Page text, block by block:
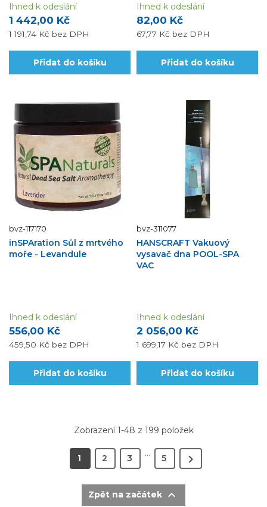
1 442,00 Kč
1 191,74 Kč bez DPH
Ihned k odeslání
Přidat do košíku
82,00 Kč
67,77 Kč bez DPH
Ihned k odeslání
Přidat do košíku
bvz-117170
inSPAration Sůl z mrtvého
moře - Levandule
556,00 Kč
459,50 Kč bez DPH
Ihned k odeslání
Přidat do košíku
bvz-311077
HANSCRAFT Vakuový
vysavač dna POOL-SPA
VAC
2 056,00 Kč
1 699,17 Kč bez DPH
Ihned k odeslání
Přidat do košíku
Zobrazení 1-48 z 199 položek
1 2 3 … 5 
Zpět na začátek 